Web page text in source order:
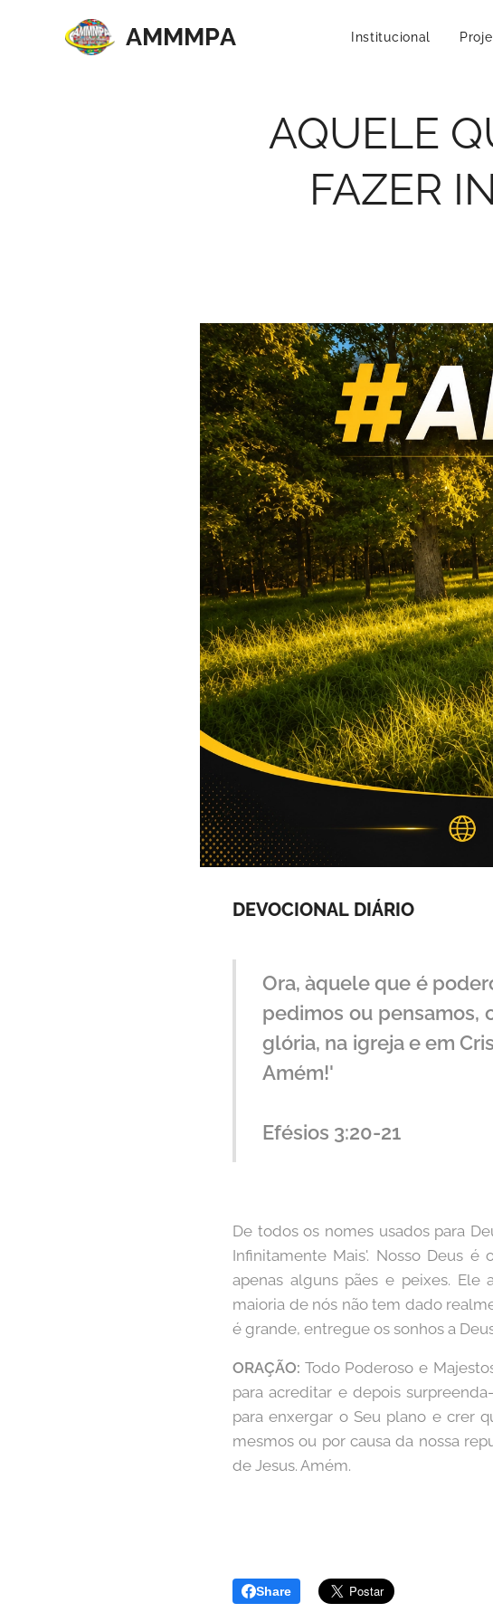
AMMMPA Institucional
AQUELE
FAZER
DEVOCIONAL DIÁRIO
Ora, àquele que é
pedimos ou pensamos,
glória, na igreja e em
Amém!'
Efésios 3:20-21
De todos os nomes usados para
Infinitamente Mais'. Nosso Deus
apenas alguns pães e peixes.
maioria de nós não tem dado
é grande, entregue os sonhos a
ORAÇÃO: Todo Poderoso e
para acreditar e depois
para enxergar o Seu plano e crer
mesmos ou por causa da nossa
de Jesus. Amém.
Share